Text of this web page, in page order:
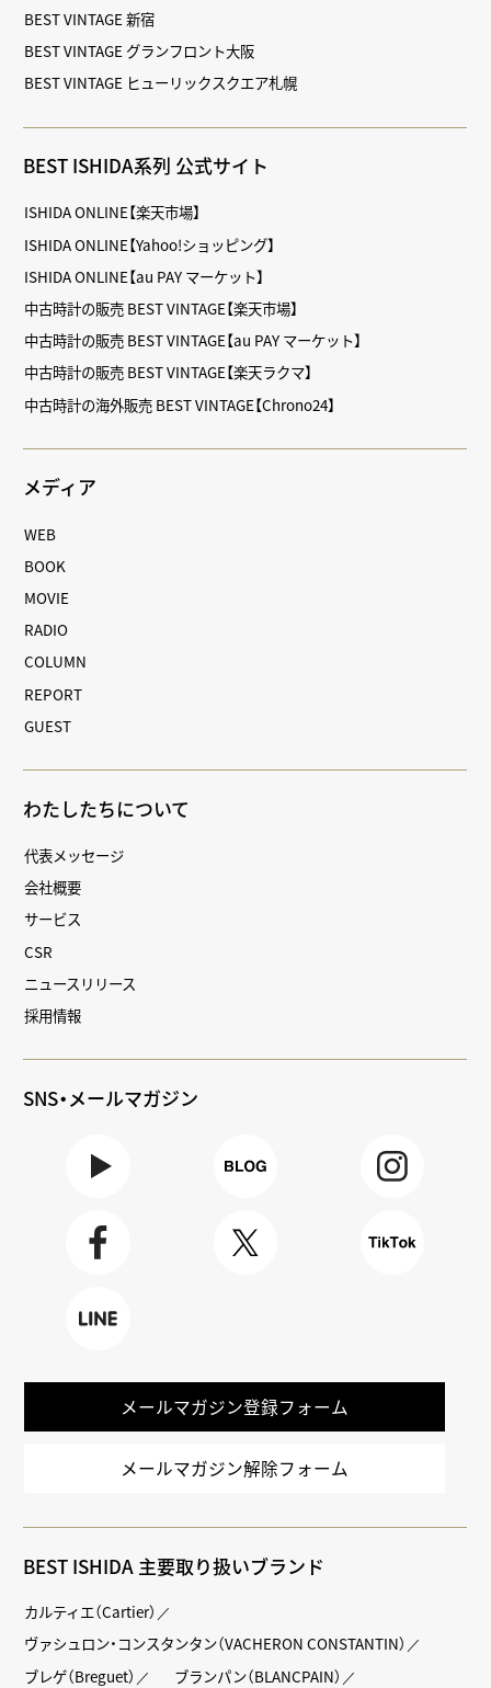
BEST VINTAGE 新宿
BEST VINTAGE グランフロント大阪
BEST VINTAGE ヒューリックスクエア札幌
BEST ISHIDA系列 公式サイト
ISHIDA ONLINE【楽天市場】
ISHIDA ONLINE【Yahoo!ショッピング】
ISHIDA ONLINE【au PAY マーケット】
中古時計の販売 BEST VINTAGE【楽天市場】
中古時計の販売 BEST VINTAGE【au PAY マーケット】
中古時計の販売 BEST VINTAGE【楽天ラクマ】
中古時計の海外販売 BEST VINTAGE【Chrono24】
メディア
WEB
BOOK
MOVIE
RADIO
COLUMN
REPORT
GUEST
わたしたちについて
代表メッセージ
会社概要
サービス
CSR
ニュースリリース
採用情報
SNS・メールマガジン
メールマガジン登録フォーム
メールマガジン解除フォーム
BEST ISHIDA 主要取り扱いブランド
カルティエ（Cartier）
ヴァシュロン・コンスタンタン（VACHERON CONSTANTIN）
ブレゲ（Breguet）
ブランパン（BLANCPAIN）